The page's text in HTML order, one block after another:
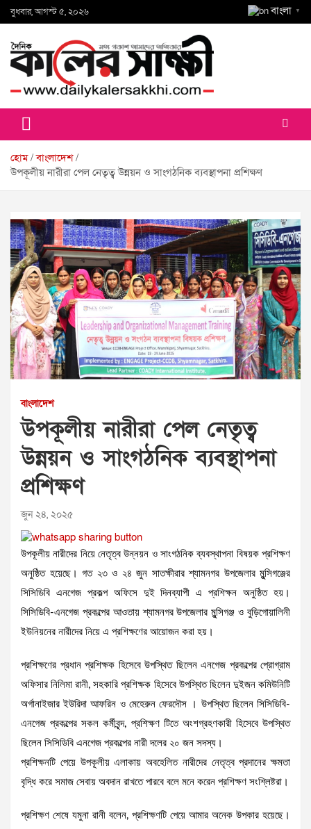
Skip
to
বুধবার, আগস্ট ৫, ২০২৬ বাংলা ▼
কালের সাক্ষী
হোম বাংলাদেশ
উপকূলীয় নারীরা পেল নেতৃত্ব উন্নয়ন ও সাংগঠনিক ব্যবস্থাপনা প্রশিক্ষণ
বাংলাদেশ
উপকূলীয় নারীরা পেল নেতৃত্ব
উন্নয়ন ও সাংগঠনিক ব্যবস্থাপনা
প্রশিক্ষণ
জুন ২৪, ২০২৫
উপকূলীয় নারীদের নিয়ে নেতৃত্ব উন্নয়ন ও সাংগঠনিক ব্যবস্থাপনা বিষয়ক প্রশিক্ষণ
অনুষ্ঠিত হয়েছে। গত ২৩ ও ২৪ জুন সাতক্ষীরার শ্যামনগর উপজেলার মুন্সিগঞ্জের
সিসিডিবি এনগেজ প্রকল্প অফিসে দুই দিনব্যাপী এ প্রশিক্ষন অনুষ্ঠিত হয়।
সিসিডিবি-এনগেজ প্রকল্পের আওতায় শ্যামনগর উপজেলার মুন্সিগঞ্জ ও বুড়িগোয়ালিনী
ইউনিয়নের নারীদের নিয়ে এ প্রশিক্ষণের আয়োজন করা হয়।
প্রশিক্ষণের প্রধান প্রশিক্ষক হিসেবে উপস্থিত ছিলেন এনগেজ প্রকল্পের প্রোগ্রাম
অফিসার নিলিমা রানী, সহকারি প্রশিক্ষক হিসেবে উপস্থিত ছিলেন দুইজন কমিউনিটি
অর্গানাইজার ইউরিদা আফরিন ও মেহেরুন ফেরদৌস । উপস্থিত ছিলেন সিসিডিবি-
এনগেজ প্রকল্পের সকল কর্মীবৃন্দ, প্রশিক্ষণ টিতে অংশগ্রহণকারী হিসেবে উপস্থিত
ছিলেন সিসিডিবি এনগেজ প্রকল্পের নারী দলের ২০ জন সদস্য।
প্রশিক্ষনটি পেয়ে উপকূলীয় এলাকায় অবহেলিত নারীদের নেতৃত্ব প্রদানের ক্ষমতা
বৃদ্ধি করে সমাজ সেবায় অবদান রাখতে পারবে বলে মনে করেন প্রশিক্ষণ সংশ্লিষ্টরা।
প্রশিক্ষণ শেষে যমুনা রানী বলেন, প্রশিক্ষণটি পেয়ে আমার অনেক উপকার হয়েছে।